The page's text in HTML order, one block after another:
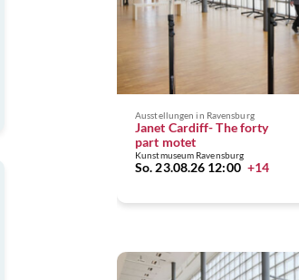
Ausstellungenin Ravensburg
Janet Cardiff- The forty
part motet
Kunstmuseum Ravensburg
So. 23.08.26 12:00 +14